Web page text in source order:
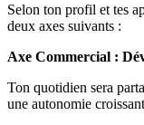
Selon ton profil et tes
deux axes suivants :
Axe Commercial :
Ton quotidien sera
une autonomie